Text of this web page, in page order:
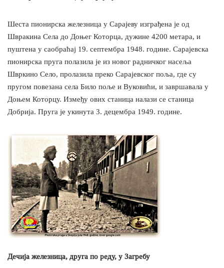
Шеста пионирска железница у Сарајеву изграђена је од
Швракина Села до Доњег Которца, дужине 4200 метара, и
пуштена у саобраћај 19. септембра 1948. године. Сарајевска
пионирска пруга полазила је из новог радничког насеља
Швркино Село, пролазила преко Сарајевског поља, где су
пругом повезана села Било поље и Вуковићи, и завршавала у
Доњем Которцу. Између ових станица налази се станица
Добрија. Пруга је укинута 3. децембра 1949. године.
Дечија железница, друга по реду, у Загребу